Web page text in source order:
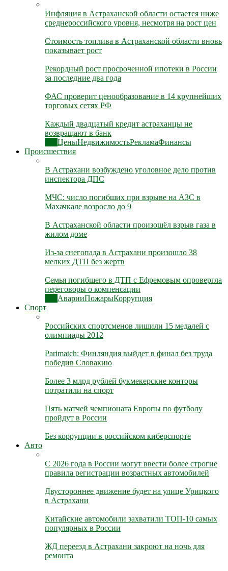
Инфляция в Астраханской области остается ниже
среднероссийского уровня, несмотря на рост цен
Стоимость топлива в Астраханской области вновь
показывает рост
Рекордный рост просроченной ипотеки в России
за последние два года
ФАС проверит ценообразование в 14 крупнейших
торговых сетях РФ
Каждый двадцатый кредит астраханцы не
возвращают в банк
ЦеныНедвижимостьРекламаФинансы
Происшествия
В Астрахани возбуждено уголовное дело против
инспектора ДПС
МЧС: число погибших при взрыве на АЗС в
Махачкале возросло до 9
В Астраханской области произошёл взрыв газа в
жилом доме
Из-за снегопада в Астрахани произошло 38
мелких ДТП без жертв
Семья погибшего в ДТП с Ефремовым опровергла
переговоры о компенсации
АварииПожарыКоррупция
Спорт
Российских спортсменов лишили 15 медалей с
олимпиады 2012
Parimatch: Финляндия выйдет в финал без труда
победив Словакию
Более 3 млрд рублей букмекерские конторы
потратили на спорт
Пять матчей чемпионата Европы по футболу
пройдут в России
Без коррупции в российском киберспорте
Авто
С 2026 года в России могут ввести более строгие
правила регистрации возрастных автомобилей
Двустороннее движение будет на улице Урицкого
в Астрахани
Китайские автомобили захватили ТОП-10 самых
популярных в России
ЖД переезд в Астрахани закроют на ночь для
ремонта